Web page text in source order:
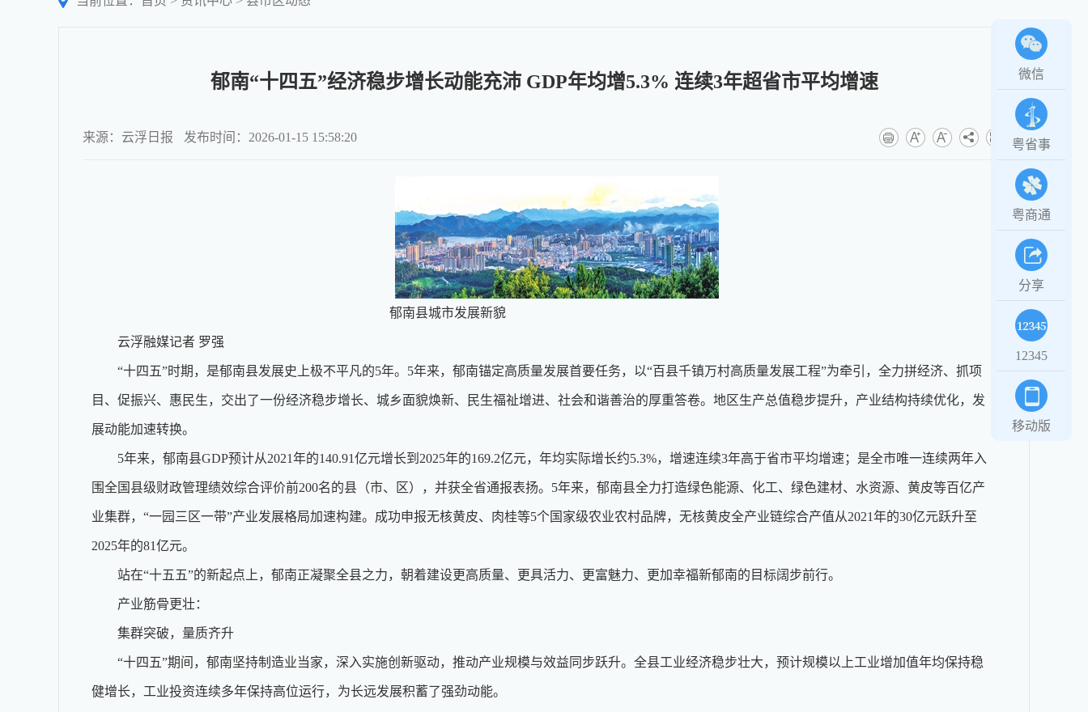
郁南“十四五”经济稳步增长动能充沛 GDP年均增5.3% 连续3年超省市平均增速
来源：云浮日报 发布时间：2026-01-15 15:58:20
郁南县城市发展新貌
云浮融媒记者 罗强
“十四五”时期，是郁南县发展史上极不平凡的5年。5年来，郁南锚定高质量发展首要任务，以“百县千镇万村高质量发展工程”为牵引，全力拼经济、抓项
目、促振兴、惠民生，交出了一份经济稳步增长、城乡面貌焕新、民生福祉增进、社会和谐善治的厚重答卷。地区生产总值稳步提升，产业结构持续优化，发
展动能加速转换。
5年来，郁南县GDP预计从2021年的140.91亿元增长到2025年的169.2亿元，年均实际增长约5.3%，增速连续3年高于省市平均增速；是全市唯一连续两年入
围全国县级财政管理绩效综合评价前200名的县（市、区），并获全省通报表扬。5年来，郁南县全力打造绿色能源、化工、绿色建材、水资源、黄皮等百亿产
业集群，“一园三区一带”产业发展格局加速构建。成功申报无核黄皮、肉桂等5个国家级农业农村品牌，无核黄皮全产业链综合产值从2021年的30亿元跃升至
2025年的81亿元。
站在“十五五”的新起点上，郁南正凝聚全县之力，朝着建设更高质量、更具活力、更富魅力、更加幸福新郁南的目标阔步前行。
产业筋骨更壮：
集群突破，量质齐升
“十四五”期间，郁南坚持制造业当家，深入实施创新驱动，推动产业规模与效益同步跃升。全县工业经济稳步壮大，预计规模以上工业增加值年均保持稳
健增长，工业投资连续多年保持高位运行，为长远发展积蓄了强劲动能。
微信
粤省事
粤商通
分享
12345
移动版